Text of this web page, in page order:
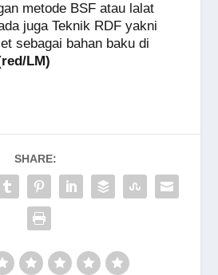
metode BSF atau lalat
juga Teknik RDF yakni
sebagai bahan baku di
LM)
SHARE: